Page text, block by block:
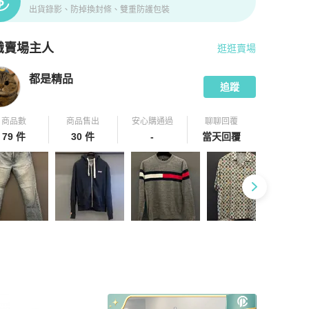
出貨錄影、防掉換封條、雙重防護包裝
賣場主人
拍拍圈嚴選賣家
逛逛賣場
都是精品
追蹤
商品數
79 件
商品售出
30 件
安心購通過
-
聊聊回覆
當天回覆